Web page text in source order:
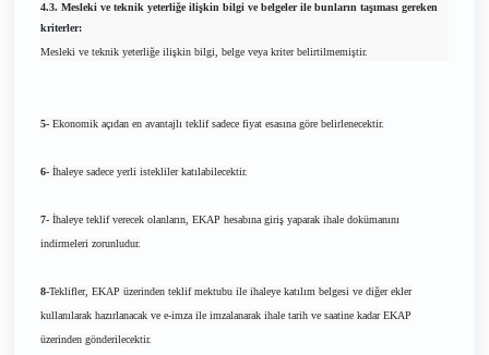
4.3. Mesleki ve teknik yeterliğe ilişkin bilgi ve belgeler ile bunların taşıması gereken
kriterler:
Mesleki ve teknik yeterliğe ilişkin bilgi, belge veya kriter belirtilmemiştir.
5- Ekonomik açıdan en avantajlı teklif sadece fiyat esasına göre belirlenecektir.
6- İhaleye sadece yerli istekliler katılabilecektir.
7- İhaleye teklif verecek olanların, EKAP hesabına giriş yaparak ihale dokümanını
indirmeleri zorunludur.
8-Teklifler, EKAP üzerinden teklif mektubu ile ihaleye katılım belgesi ve diğer ekler
kullanılarak hazırlanacak ve e-imza ile imzalanarak ihale tarih ve saatine kadar EKAP
üzerinden gönderilecektir.